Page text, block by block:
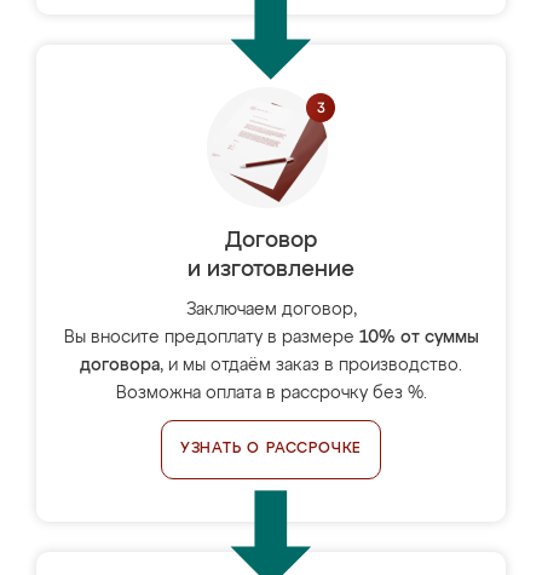
Договор
и изготовление
Заключаем договор,
Вы вносите предоплату в размере 10% от суммы
договора, и мы отдаём заказ в производство.
Возможна оплата в рассрочку без %.
УЗНАТЬ О РАССРОЧКЕ